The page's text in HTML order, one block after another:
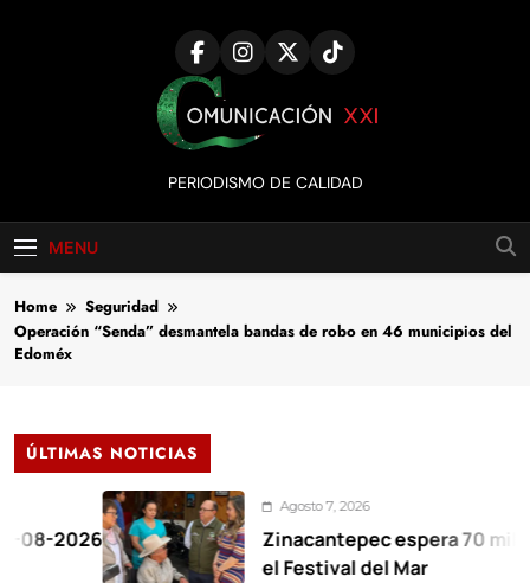
Comunicación
XXI
PERIODISMO DE CALIDAD
MENU
Home
Seguridad
Operación “Senda” desmantela bandas de robo en 46 municipios del
Edoméx
ÚLTIMAS NOTICIAS
Agosto 7, 2026
Zinacantepec espera 70 mil
el Festival del Mar